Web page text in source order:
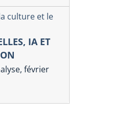
culture et le
IA ET
février